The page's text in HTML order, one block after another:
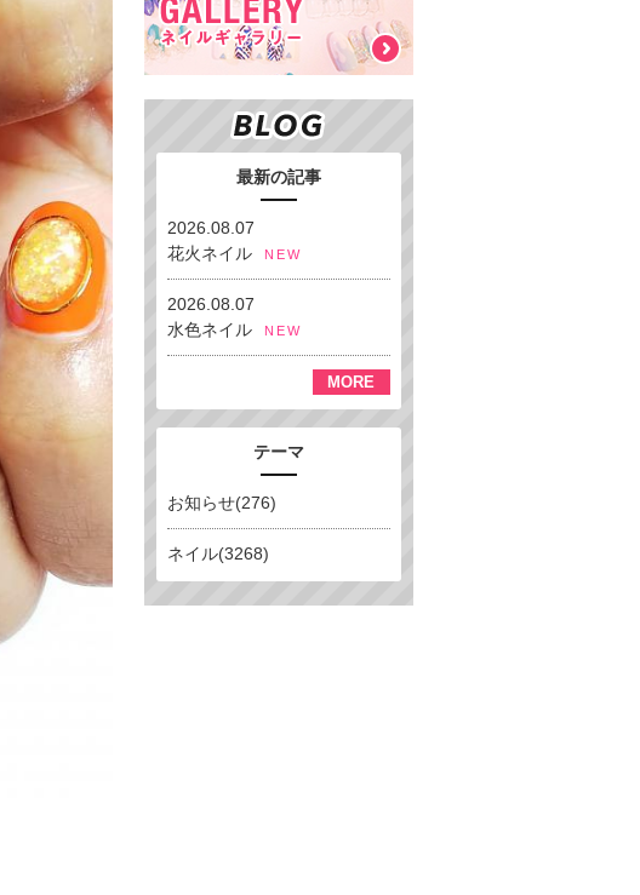
最新の記事
2026.08.07
花火ネイル
NEW
2026.08.07
水色ネイル
NEW
MORE
テーマ
お知らせ(276)
ネイル(3268)